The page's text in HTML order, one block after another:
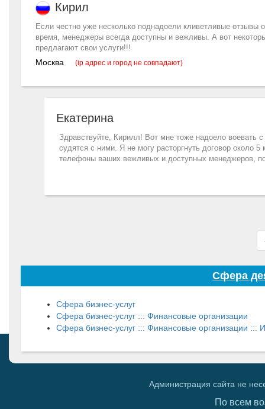
Кирил
Если честно уже несколько поднадоели кливетливые
время, менеджеры всегда доступны и вежливы. А вот
предлагают свои услуги!!!
Москва (ip адрес и город не совпадают)
Екатерина
Здравствуйте, Кирилл! Вот мне тоже надоело
судятся с ними. Я не могу расторгнуть договор около
телефоны ваших вежливых и доступных менеджеров,
Сфера
Сфера бизнес-услуг
Сфера бизнес-услуг ::: Финансовые организации
Сфера бизнес-услуг ::: Финансовые организации :::
Администрация сайта не
По всем